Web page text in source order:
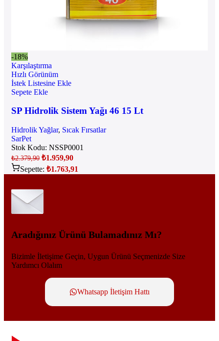
-18%
Karşılaştırma
Hızlı Görünüm
İstek Listesine Ekle
Sepete Ekle
SP Hidrolik Sistem Yağı 46 15 Lt
Hidrolik Yağlar, Sıcak Fırsatlar
SarPet
Stok Kodu: NSSP0001
₺2.379,90 ₺1.959,90
Sepette: ₺1.763,91
Aradığınız Ürünü Bulamadınız Mı?
Bizimle İletişime Geçin, Uygun Ürünü Seçmenizde Size
Yardımcı Olalım
Whatsapp İletişim Hattı